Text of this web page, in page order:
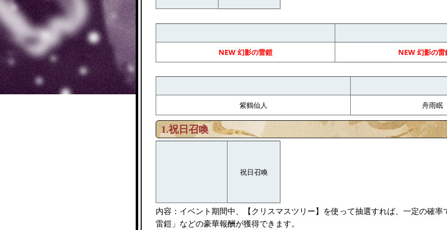
NEW 幻影の雷鎧 NEW 幻影の雷
紫鶴仙人 舟雨眠
1.祝日召喚
祝日召喚
内容：イベント期間中、【クリスマスツリー】を使って抽選すれば、一定の確率
雷鎧」などの豪華報酬が獲得できます。